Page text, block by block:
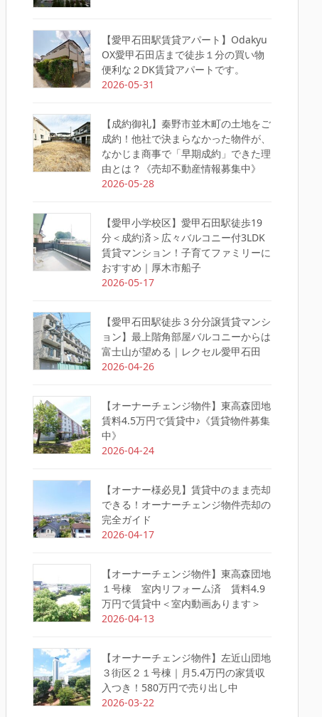
【愛甲石田駅賃貸アパート】Odakyu
OX愛甲石田店まで徒歩１分の買い物
便利な２DK賃貸アパートです。
2026-05-31
【成約御礼】秦野市並木町の土地をご
成約！他社で決まらなかった物件が、
なかじま商事で「早期成約」できた理
由とは？《売却不動産情報募集中》
2026-05-28
【愛甲小学校区】愛甲石田駅徒歩19
分＜成約済＞広々バルコニー付3LDK
賃貸マンション！子育てファミリーに
おすすめ｜厚木市船子
2026-05-17
【愛甲石田駅徒歩３分分譲賃貸マンシ
ョン】最上階角部屋バルコニーからは
富士山が望める｜レクセル愛甲石田
2026-04-26
【オーナーチェンジ物件】東高森団地
賃料4.5万円で賃貸中♪《賃貸物件募集
中》
2026-04-24
【オーナー様必見】賃貸中のまま売却
できる！オーナーチェンジ物件売却の
完全ガイド
2026-04-17
【オーナーチェンジ物件】東高森団地
１号棟 室内リフォーム済 賃料4.9
万円で賃貸中＜室内動画あります＞
2026-04-13
【オーナーチェンジ物件】左近山団地
３街区２１号棟｜月5.4万円の家賃収
入つき！580万円で売り出し中
2026-03-22